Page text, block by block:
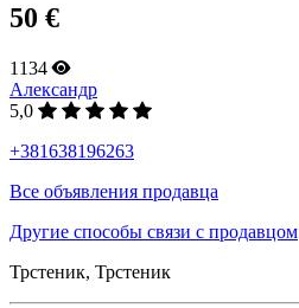
50 €
1134
Александр
5,0
+381638196263
Все объявления продавца
Другие способы связи с продавцом
Трстеник, Трстеник